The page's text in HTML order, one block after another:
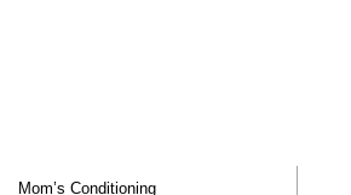
Mom’s Conditioning